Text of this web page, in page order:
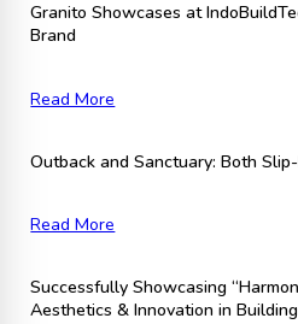
Granito Showcases at
Brand
Read More
Outback and Sanctuary: Both
Read More
Successfully Showcasing
Aesthetics & Innovation in